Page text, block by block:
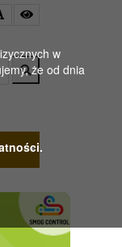
w
że od dnia